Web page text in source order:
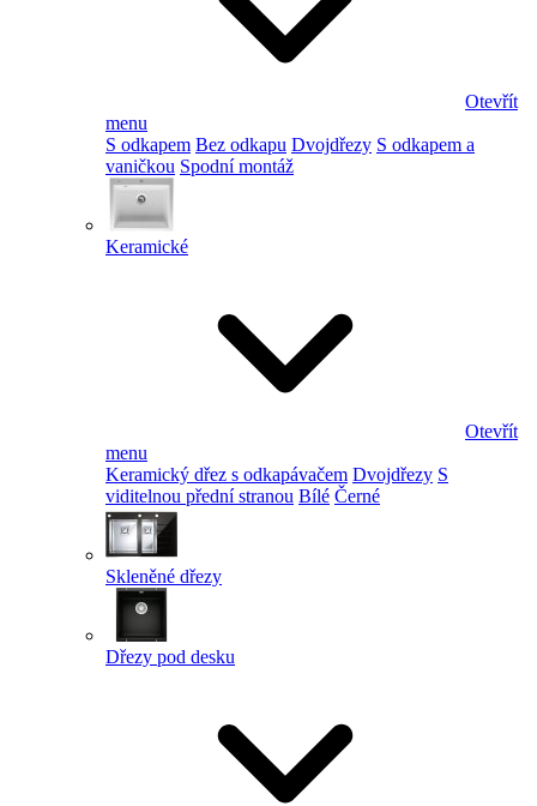
Otevřít
menu
S odkapem Bez odkapu Dvojdřezy S odkapem a
vaničkou Spodní montáž
Keramické
Otevřít
menu
Keramický dřez s odkapávačem Dvojdřezy S
viditelnou přední stranou Bílé Černé
Skleněné dřezy
Dřezy pod desku